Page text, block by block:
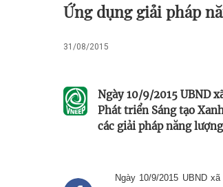
Ứng dụng giải pháp
31/08/2015
Ngày 10/9/2015 UBND
Phát triển Sáng tạo
các giải pháp năng
Ngày 10/9/2015 UBND